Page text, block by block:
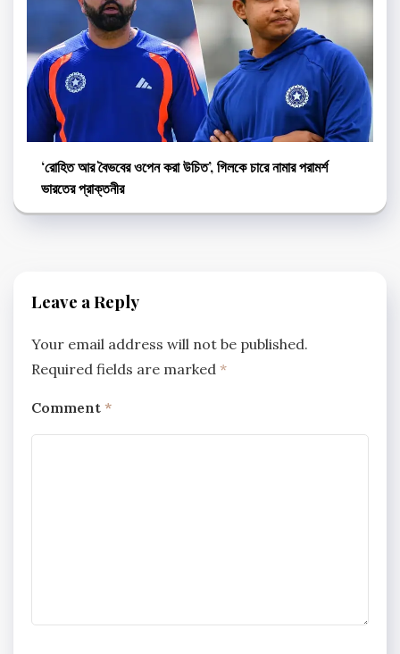
‘রোহিত আর বৈভবের ওপেন করা উচিত’, গিলকে চারে নামার পরামর্শ
ভারতের প্রাক্তনীর
Leave a Reply
Your email address will not be published.
Required fields are marked *
Comment *